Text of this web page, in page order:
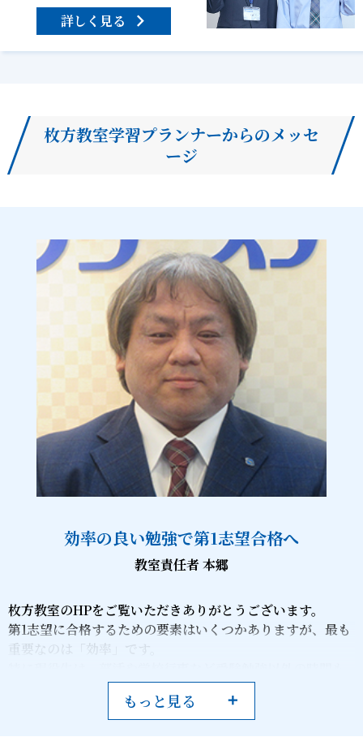
詳しく見る
枚方教室学習プランナーからのメッセ
ージ
効率の良い勉強で第1志望合格へ
教室責任者 本郷
枚方教室のHPをご覧いただきありがとうございます。
第1志望に合格するための要素はいくつかありますが、最も
重要なのは「効率」です。
でも現役で第1志望にも合格したいですよね？
もっと見る